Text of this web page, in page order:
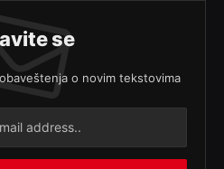
se
o novim tekstovima